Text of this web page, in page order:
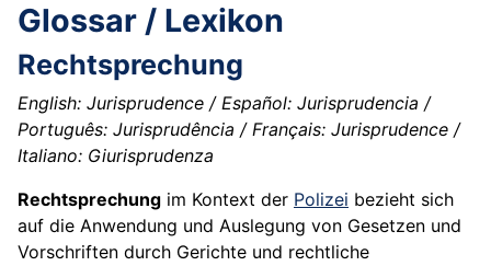
Glossar / Lexikon
Rechtsprechung
English: Jurisprudence / Español: Jurisprudencia /
Português: Jurisprudência / Français: Jurisprudence /
Italiano: Giurisprudenza
Rechtsprechung im Kontext der Polizei bezieht sich
auf die Anwendung und Auslegung von Gesetzen und
Vorschriften durch Gerichte und rechtliche